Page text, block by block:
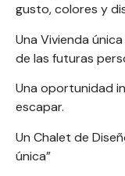
gusto, colores y
Una Vivienda única
de las futuras
Una oportunidad
escapar.
Un Chalet de
única”